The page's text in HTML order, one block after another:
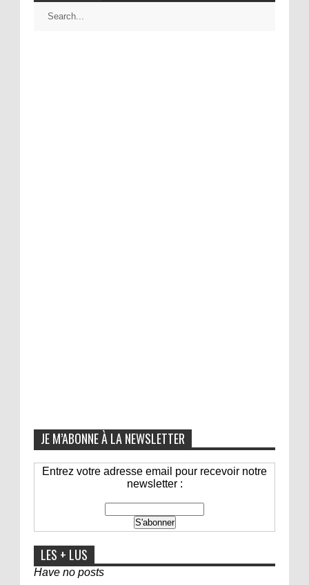
JE M’ABONNE À LA NEWSLETTER
Entrez votre adresse email pour recevoir notre
newsletter :
LES + LUS
Have no posts